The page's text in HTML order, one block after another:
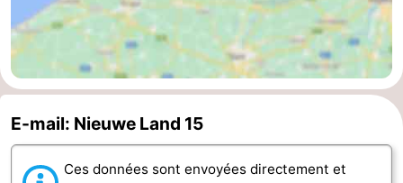
Oosterschelde
Burgh
Haamstede
Nature
Kop
van
Schouwen
Walcheren
-
Veere
-
Nature
E-mail: Nieuwe Land 15
Ces données sont envoyées directement et